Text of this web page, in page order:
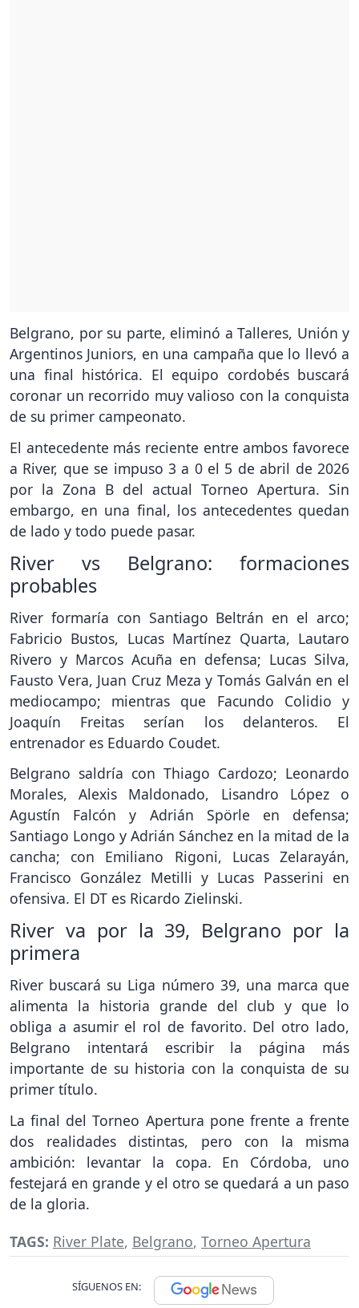
Belgrano, por su parte, eliminó a Talleres, Unión y
Argentinos Juniors, en una campaña que lo llevó a
una final histórica. El equipo cordobés buscará
coronar un recorrido muy valioso con la conquista
de su primer campeonato.
El antecedente más reciente entre ambos favorece
a River, que se impuso 3 a 0 el 5 de abril de 2026
por la Zona B del actual Torneo Apertura. Sin
embargo, en una final, los antecedentes quedan
de lado y todo puede pasar.
River vs Belgrano: formaciones
probables
River formaría con Santiago Beltrán en el arco;
Fabricio Bustos, Lucas Martínez Quarta, Lautaro
Rivero y Marcos Acuña en defensa; Lucas Silva,
Fausto Vera, Juan Cruz Meza y Tomás Galván en el
mediocampo; mientras que Facundo Colidio y
Joaquín Freitas serían los delanteros. El
entrenador es Eduardo Coudet.
Belgrano saldría con Thiago Cardozo; Leonardo
Morales, Alexis Maldonado, Lisandro López o
Agustín Falcón y Adrián Spörle en defensa;
Santiago Longo y Adrián Sánchez en la mitad de la
cancha; con Emiliano Rigoni, Lucas Zelarayán,
Francisco González Metilli y Lucas Passerini en
ofensiva. El DT es Ricardo Zielinski.
River va por la 39, Belgrano por la
primera
River buscará su Liga número 39, una marca que
alimenta la historia grande del club y que lo
obliga a asumir el rol de favorito. Del otro lado,
Belgrano intentará escribir la página más
importante de su historia con la conquista de su
primer título.
La final del Torneo Apertura pone frente a frente
dos realidades distintas, pero con la misma
ambición: levantar la copa. En Córdoba, uno
festejará en grande y el otro se quedará a un paso
de la gloria.
TAGS: River Plate, Belgrano, Torneo Apertura
SÍGUENOS EN: